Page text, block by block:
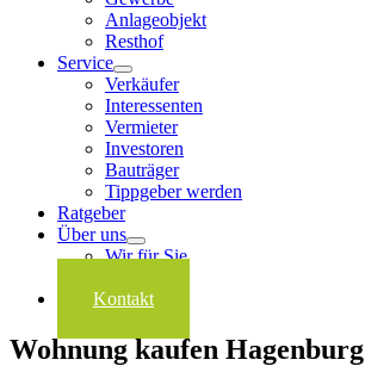
Anlageobjekt
Resthof
Service
Verkäufer
Interessenten
Vermieter
Investoren
Bauträger
Tippgeber werden
Ratgeber
Über uns
Wir für Sie
Kontakt
Wohnung kaufen Hagenburg